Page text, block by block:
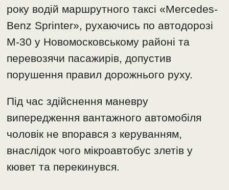
року водій маршрутного таксі «Mercedes-
Benz Sprinter», рухаючись по автодорозі
М-30 у Новомосковському районі та
перевозячи пасажирів, допустив
порушення правил дорожнього руху.
Під час здійснення маневру
випередження вантажного автомобіля
чоловік не впорався з керуванням,
внаслідок чого мікроавтобус злетів у
кювет та перекинувся.